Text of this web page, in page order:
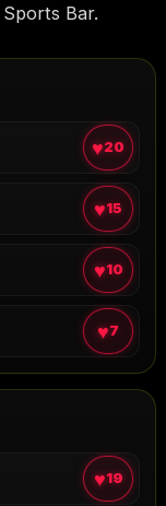
Bar.
♥20
♥15
♥10
♥7
♥19